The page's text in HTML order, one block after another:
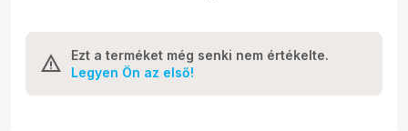
Ezt a terméket még senki nem értékelte.
Legyen Ön az első!